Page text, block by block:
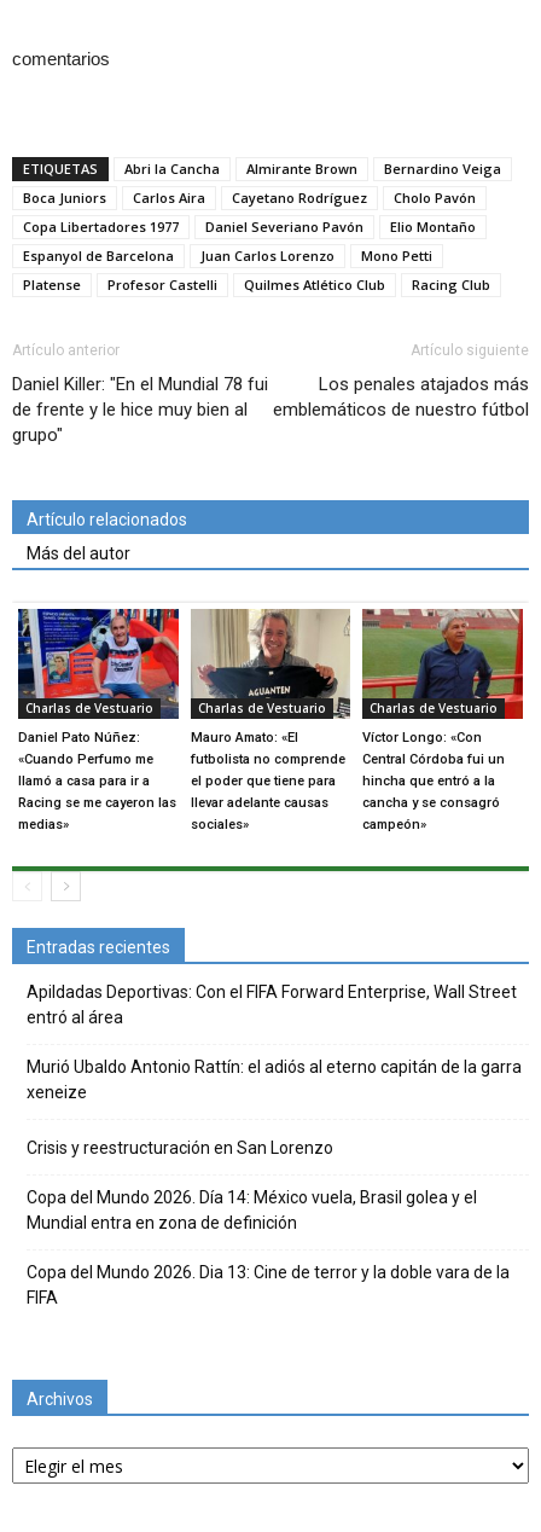
comentarios
ETIQUETAS Abri la Cancha Almirante Brown
Bernardino Veiga
Boca Juniors
Carlos Aira Cayetano Rodríguez
Cholo Pavón
Copa Libertadores 1977
Daniel Severiano Pavón
Elio Montaño
Espanyol de Barcelona
Juan Carlos Lorenzo
Mono Petti
Platense
Profesor Castelli Quilmes Atlético Club Racing Club
Artículo anterior
Daniel Killer: "En el Mundial 78 fui
de frente y le hice muy bien al
grupo"
Artículo siguiente
Los penales atajados más
emblemáticos de nuestro fútbol
Artículo relacionados
Más del autor
Charlas de Vestuario
Daniel Pato Núñez:
«Cuando Perfumo me
llamó a casa para ir a
Racing se me cayeron las
medias»
Charlas de Vestuario
Mauro Amato: «El
futbolista no comprende
el poder que tiene para
llevar adelante causas
sociales»
Charlas de Vestuario
Víctor Longo: «Con
Central Córdoba fui un
hincha que entró a la
cancha y se consagró
campeón»
Entradas recientes
Apildadas Deportivas: Con el FIFA Forward Enterprise, Wall Street
entró al área
Murió Ubaldo Antonio Rattín: el adiós al eterno capitán de la garra
xeneize
Crisis y reestructuración en San Lorenzo
Copa del Mundo 2026. Día 14: México vuela, Brasil golea y el
Mundial entra en zona de definición
Copa del Mundo 2026. Dia 13: Cine de terror y la doble vara de la
FIFA
Archivos
Archivos